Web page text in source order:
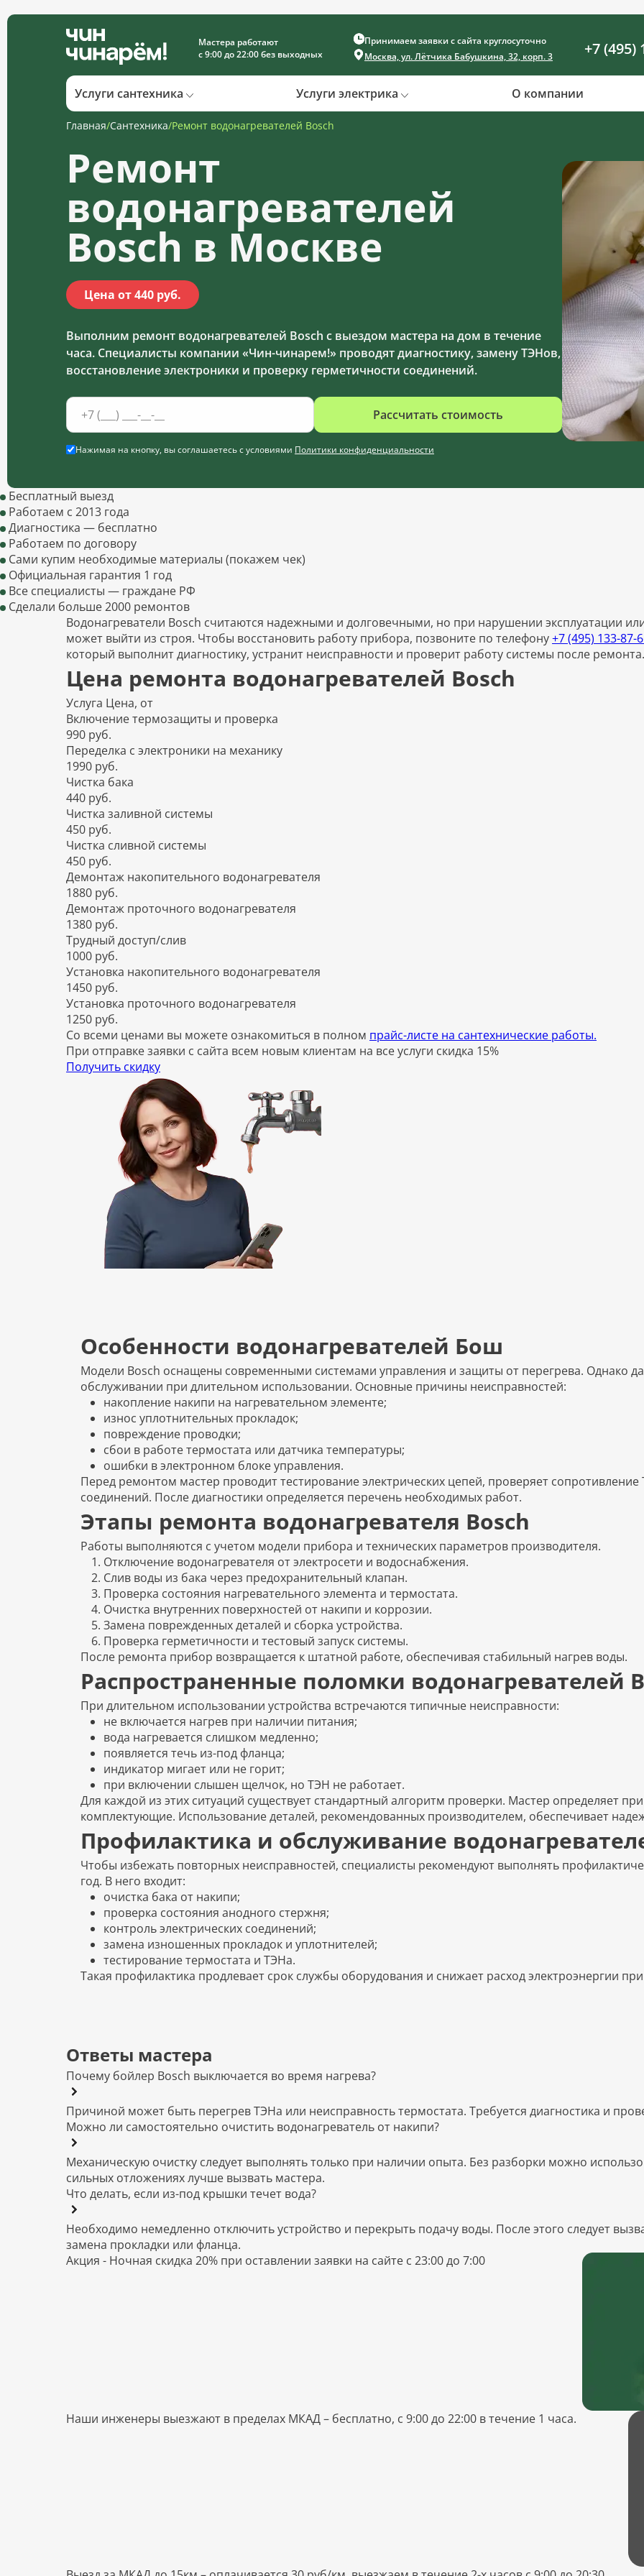
Мастера работают
с 9:00 до 22:00 без выходных
Принимаем заявки с сайта круглосуточно
Москва, ул. Лётчика Бабушкина, 32, корп. 3
+7 (495)
Услуги сантехника Услуги электрика О компании
Главная/Сантехника/Ремонт водонагревателей Bosch
Ремонт
водонагревателей
Bosch в Москве
Цена от 440 руб.
Выполним ремонт водонагревателей Bosch с выездом мастера на дом в течение
часа. Специалисты компании «Чин-чинарем!» проводят диагностику, замену ТЭНов,
восстановление электроники и проверку герметичности соединений.
Рассчитать стоимость
Нажимая на кнопку, вы соглашаетесь с условиями Политики конфиденциальности
Бесплатный выезд
Работаем с 2013 года
Диагностика — бесплатно
Работаем по договору
Сами купим необходимые материалы (покажем чек)
Официальная гарантия 1 год
Все специалисты — граждане РФ
Сделали больше 2000 ремонтов
Водонагреватели Bosch считаются надежными и долговечными, но при нарушении эксплуатации
может выйти из строя. Чтобы восстановить работу прибора, позвоните по телефону+7 (495) 133-87-
который выполнит диагностику, устранит неисправности и проверит работу системы после ремонта.
Цена ремонта водонагревателей Bosch
Услуга Цена, от
Включение термозащиты и проверка
990 руб.
Переделка с электроники на механику
1990 руб.
Чистка бака
440 руб.
Чистка заливной системы
450 руб.
Чистка сливной системы
450 руб.
Демонтаж накопительного водонагревателя
1880 руб.
Демонтаж проточного водонагревателя
1380 руб.
Трудный доступ/слив
1000 руб.
Установка накопительного водонагревателя
1450 руб.
Установка проточного водонагревателя
1250 руб.
Со всеми ценами вы можете ознакомиться в полном прайс-листе на сантехнические работы.
При отправке заявки с сайта всем новым клиентам на все услуги скидка 15%
Получить скидку
Особенности водонагревателей Бош
Модели Bosch оснащены современными системами управления и защиты от перегрева. Однако
обслуживании при длительном использовании. Основные причины неисправностей:
накопление накипи на нагревательном элементе;
износ уплотнительных прокладок;
повреждение проводки;
сбои в работе термостата или датчика температуры;
ошибки в электронном блоке управления.
Перед ремонтом мастер проводит тестирование электрических цепей, проверяет
соединений. После диагностики определяется перечень необходимых работ.
Этапы ремонта водонагревателя Bosch
Работы выполняются с учетом модели прибора и технических параметров производителя.
Отключение водонагревателя от электросети и водоснабжения.
Слив воды из бака через предохранительный клапан.
Проверка состояния нагревательного элемента и термостата.
Очистка внутренних поверхностей от накипи и коррозии.
Замена поврежденных деталей и сборка устройства.
Проверка герметичности и тестовый запуск системы.
После ремонта прибор возвращается к штатной работе, обеспечивая стабильный нагрев воды.
Распространенные поломки водонагревателей
При длительном использовании устройства встречаются типичные неисправности:
не включается нагрев при наличии питания;
вода нагревается слишком медленно;
появляется течь из-под фланца;
индикатор мигает или не горит;
при включении слышен щелчок, но ТЭН не работает.
Для каждой из этих ситуаций существует стандартный алгоритм проверки. Мастер определяет
комплектующие. Использование деталей, рекомендованных производителем, обеспечивает
Профилактика и обслуживание
Чтобы избежать повторных неисправностей, специалисты рекомендуют выполнять
год. В него входит:
очистка бака от накипи;
проверка состояния анодного стержня;
контроль электрических соединений;
замена изношенных прокладок и уплотнителей;
тестирование термостата и ТЭНа.
Такая профилактика продлевает срок службы оборудования и снижает расход электроэнергии
Ответы мастера
Почему бойлер Bosch выключается во время нагрева?
Причиной может быть перегрев ТЭНа или неисправность термостата. Требуется диагностика и
Можно ли самостоятельно очистить водонагреватель от накипи?
Механическую очистку следует выполнять только при наличии опыта. Без разборки можно
сильных отложениях лучше вызвать мастера.
Что делать, если из-под крышки течет вода?
Необходимо немедленно отключить устройство и перекрыть подачу воды. После этого следует
замена прокладки или фланца.
Акция - Ночная скидка 20% при оставлении заявки на сайте с 23:00 до 7:00
Наши инженеры выезжают в пределах МКАД – бесплатно, с 9:00 до 22:00 в течение 1 часа.